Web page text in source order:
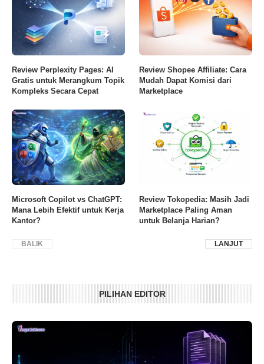
Review Perplexity Pages: AI
Gratis untuk Merangkum Topik
Kompleks Secara Cepat
Review Shopee Affiliate: Cara
Mudah Dapat Komisi dari
Marketplace
Microsoft Copilot vs ChatGPT:
Mana Lebih Efektif untuk Kerja
Kantor?
Review Tokopedia: Masih Jadi
Marketplace Paling Aman
untuk Belanja Harian?
BALIK LANJUT
PILIHAN EDITOR